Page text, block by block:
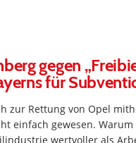
gegen
für
zur Rettung von Opel
einfach gewesen.
wertvoller als